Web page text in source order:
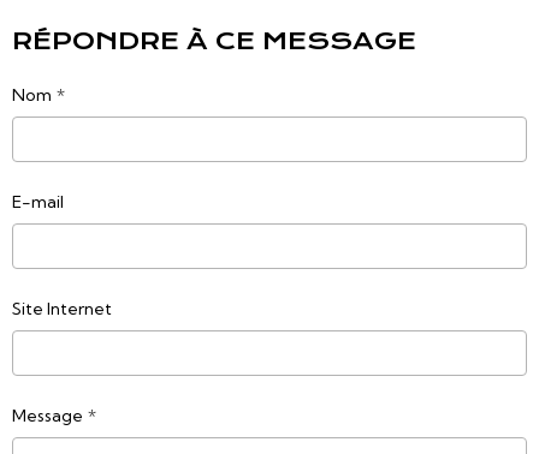
RÉPONDRE À CE MESSAGE
Nom
E-mail
Site Internet
Message